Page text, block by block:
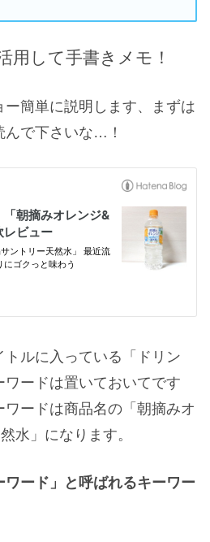
用して手書きメモ！
簡単に説明します、まずは
んで下さいな…！
トルに入っている「ドリン
ワードは置いておいてです
ードは商品名の「朝摘みオ
水」になります。
ード」と呼ばれるキーワー